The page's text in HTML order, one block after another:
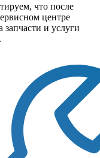
что после
центре
запчасти и услуги